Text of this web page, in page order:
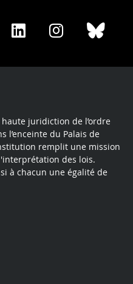
Share
LinkedIn
Share
Instagram
juridiction de l’ordre
l’enceinte du Palais de
remplit une mission
des lois.
à chacun une égalité de